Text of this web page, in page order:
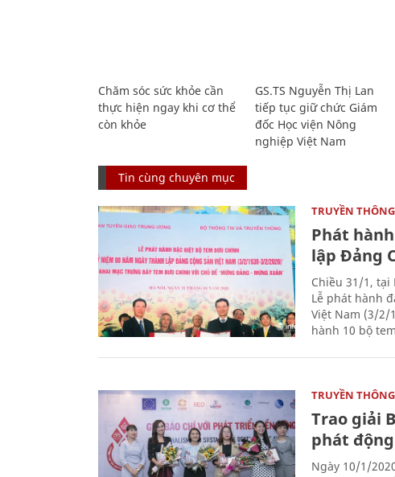
Chăm sóc sức khỏe cần
thực hiện ngay khi cơ thể
còn khỏe
GS.TS Nguyễn Thị Lan
tiếp tục giữ chức Giám
đốc Học viện Nông
nghiệp Việt Nam
Tin cùng chuyên mục
TRUYỀN THÔNG
Phát
lập Đảng
Chiều 31/1, tại
Lễ phát hành
Việt Nam (3/2/
hành 10 bộ
TRUYỀN THÔNG
Trao giải
phát
Ngày 10/1/